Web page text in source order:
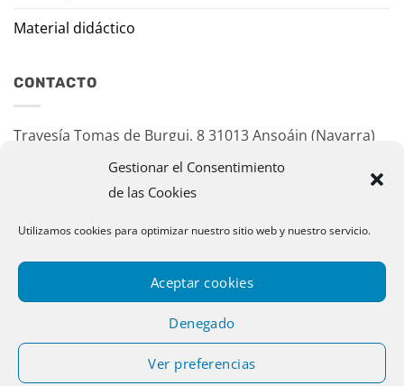
Gestionar el Consentimiento
de las Cookies
Utilizamos cookies para optimizar nuestro sitio web y nuestro servicio.
Aceptar cookies
Denegado
Ver preferencias
Material didáctico
CONTACTO
Travesía Tomas de Burgui, 8 31013 Ansoáin (Navarra)
Copyright 2026 © Murazpi. Todos los derechos reservados |